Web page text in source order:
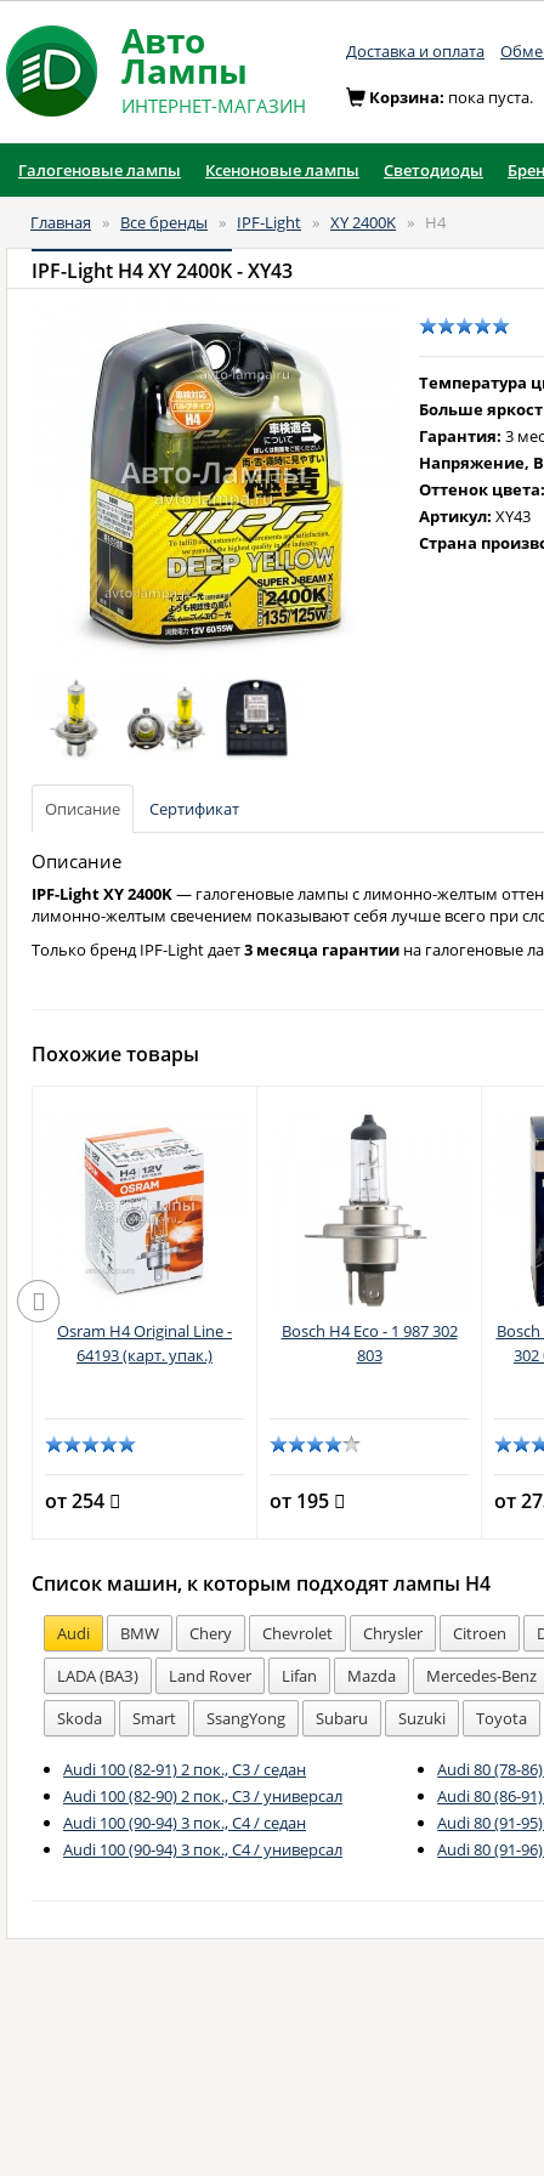
Авто
Лампы
ИНТЕРНЕТ-МАГАЗИН
Доставка и оплата
Корзина: пока пуста.
Галогеновые лампы Ксеноновые лампы Светодиоды
Главная » Все бренды » IPF-Light » XY 2400K » H4
IPF-Light H4 XY 2400K- XY43
Температура
Больше
Гарантия: 3
Напряжение,
Оттенок
Артикул:XY43
Страна
Описание Сертификат
Описание
IPF-Light XY 2400K— галогеновые лампы с лимонно-желтым
лимонно-желтым свечением показывают себя лучше всего при
Только бренд IPF-Light дает3 месяца гарантии на галогеновые
Похожие товары
Osram H4 Original Line -
64193 (карт. упак.)
от 254
Bosch H4 Eco - 1 987 302
803
от 195
302
от
Список машин, к которым подходят лампы H4
Audi BMW Chery Chevrolet Chrysler Citroen
LADA (ВАЗ)
Land Rover Lifan Mazda
Mercedes-Benz
Skoda
Smart SsangYong Subaru Suzuki Toyota
Audi 100 (82-91) 2 пок., C3 / седан
Audi 100 (82-90) 2 пок., C3 / универсал
Audi 100 (90-94) 3 пок., C4 / седан
Audi 100 (90-94) 3 пок., C4 / универсал
Audi 80 (78-
Audi 80 (86-
Audi 80 (91-
Audi 80 (91-